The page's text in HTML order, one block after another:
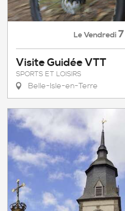
Le Vendredi 7
Visite Guidée VTT
SPORTS ET LOISIRS
Belle-Isle-en-Terre